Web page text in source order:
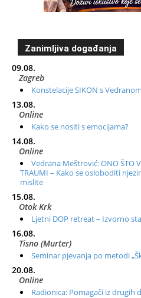
Zanimljiva događanja
09.08.
Zagreb
Konstelacije SIKON s
13.08.
Online
Kako se nositi s emocijama?
14.08.
Online
Vedrana Meštrović: ONO ŠTO
TRAUMI – Kako se osloboditi
mislite
15.08.
Otok Krk
Ljetni DOP retreat – Izvorno
16.08.
Tisno (Murter)
Seminar pjevanja po metodi
20.08.
Online
Radionica: Pomagači iz drugih